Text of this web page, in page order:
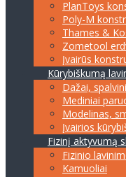
PlanToys
Poly-M
Thames &
Zometool
Įvairūs
Kūrybiškumą
Dažai,
Mediniai
Modelinas,
Įvairios
Fizinį aktyvumą
Fizinio
Kamuoliai